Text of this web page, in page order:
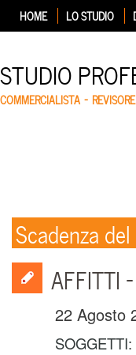
HOME LO STUDIO
STUDIO
COMMERCIALISTA –
Scadenza
AFFITTI
22 Agosto